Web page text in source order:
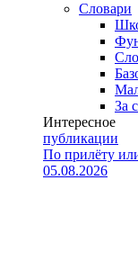
Словари
За
Интересное
публикации
По прилёту
05.08.2026